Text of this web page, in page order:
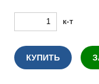
к-т
КУПИТЬ